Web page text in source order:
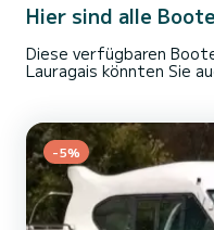
Hier sind alle
Diese verfügbaren
Lauragais könnten Sie
-5%